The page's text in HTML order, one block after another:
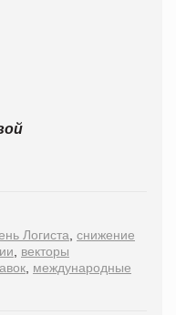
Логиста, снижение
, векторы
, международные